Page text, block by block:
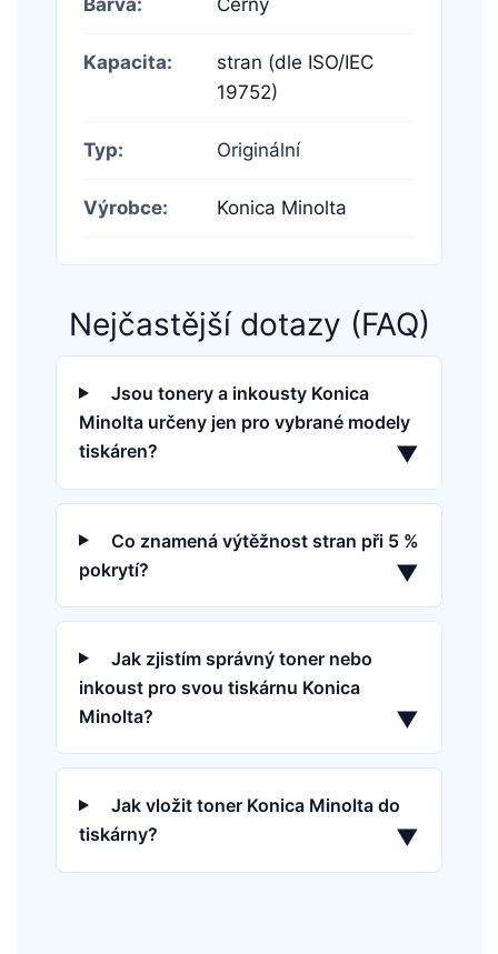
Barva: Černý
Kapacita:
stran (dle ISO/IEC
19752)
Typ: Originální
Výrobce: Konica Minolta
Nejčastější dotazy (FAQ)
Jsou tonery a inkousty Konica
Minolta určeny jen pro vybrané modely
tiskáren?
▼
Co znamená výtěžnost stran při 5 %
pokrytí?
▼
Jak zjistím správný toner nebo
inkoust pro svou tiskárnu Konica
Minolta?
▼
Jak vložit toner Konica Minolta do
tiskárny?
▼